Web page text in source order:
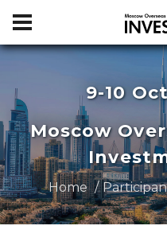
9-10
Moscow
Home